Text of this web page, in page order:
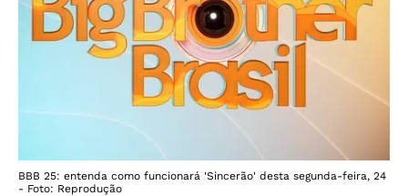
BBB 25: entenda como funcionará 'Sincerão' desta segunda-feira, 24
- Foto: Reprodução